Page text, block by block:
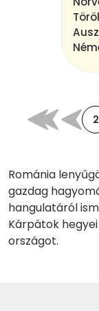
2
Románia
gazdag
hangulatáról
Kárpátok
országot.